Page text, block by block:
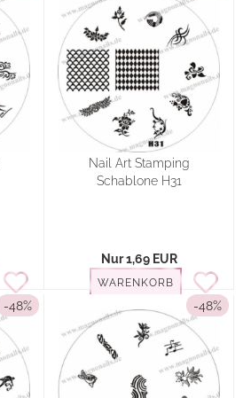
Nail Art Stamping
Schablone H31
Nur 1,69 EUR
WARENKORB
-48% -48%